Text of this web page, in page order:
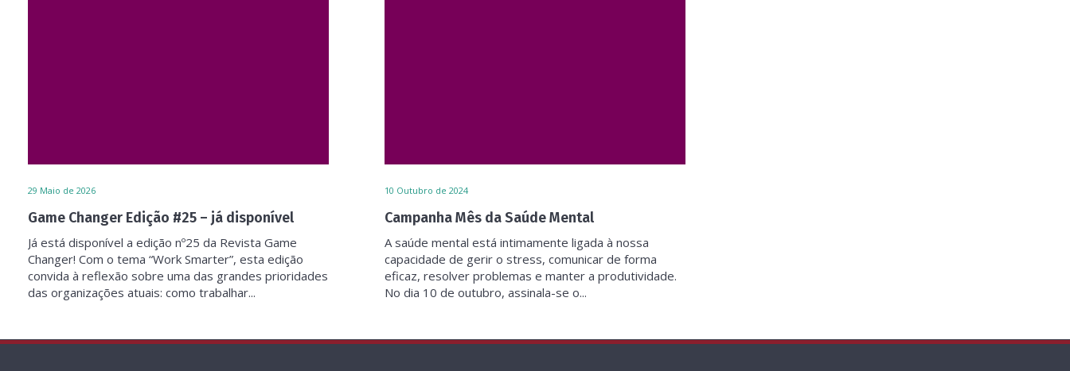
29 Maio de 2026
Game Changer Edição #25 – já disponível
Já está disponível a edição nº25 da Revista Game
Changer! Com o tema “Work Smarter”, esta edição
convida à reflexão sobre uma das grandes prioridades
das organizações atuais: como trabalhar...
10 Outubro de 2024
Campanha Mês da Saúde Mental
A saúde mental está intimamente ligada à nossa
capacidade de gerir o stress, comunicar de forma
eficaz, resolver problemas e manter a produtividade.
No dia 10 de outubro, assinala-se o...